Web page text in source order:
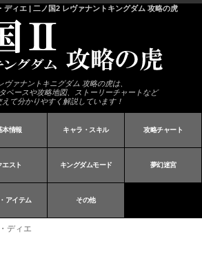
ィエ | 二ノ国2 レヴァナントキングダム 攻略の虎
ヴァナントキニグダム 攻略の虎は、
ベースや攻略地図、ストーリーチャートなど
えて分かりやすく解説しています！
本情報 キャラ・スキル 攻略チャート
エスト キングダムモード 夢幻迷宮
アイテム その他
ディエ